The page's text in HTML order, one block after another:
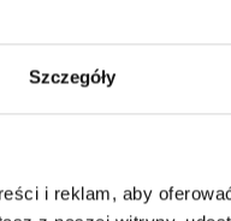
Szczegóły
i reklam, aby